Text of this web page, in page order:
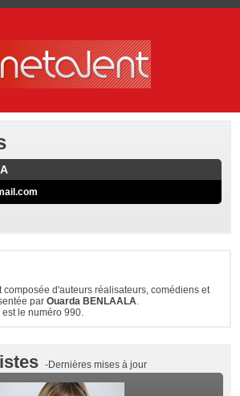
composée d'auteurs réalisateurs, comédiens et
parOuarda BENLAALA.
le numéro 990.
-Dernières mises à jour